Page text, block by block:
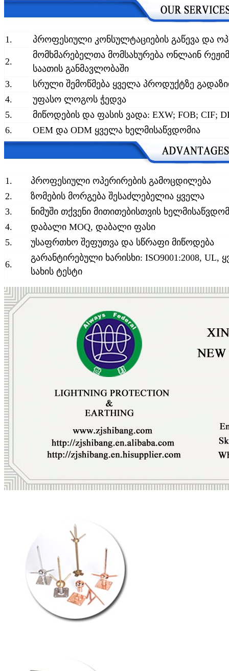
1. პროფესიული კონსულტაციების გაწევა და
2.
მომხმარებელთა მომსახურება ონლაინ
საათის განმავლობაში
3.
სრული შემოწმება ყველა პროდუქტზე
4.
უფასო ლოგოს ჭედვა
5.
მიწოდების და ფასის ვადა: EXW; FOB; CIF;
6.
OEM და ODM ყველა ხელმისაწვდომია
1.
პროფესიული ოპერირების გამოცდილება
2.
ზომების მორგება შესაძლებელია ყველა
3.
ნიმუში თქვენი მითითებისთვის
4.
დაბალი MOQ, დაბალი ფასი
5.
უსაფრთხო შეფუთვა და სწრაფი მიწოდება
6.
გარანტირებული ხარისხი: ISO9001:2008, UL,
სახის ტესტი